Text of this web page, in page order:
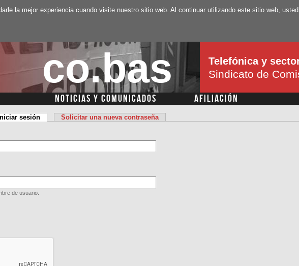
Pasar al
la mejor experiencia cuando visite nuestro sitio web. Al continuar utilizando este sitio web,
co.bas Telefónica y
Sindicato de
NOTICIAS Y COMUNICADOS AFILIACIÓN
Iniciar sesión (solapa activa)
Solicitar una nueva contraseña
de usuario.